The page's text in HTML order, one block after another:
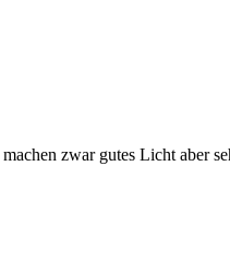
zwar gutes Licht aber